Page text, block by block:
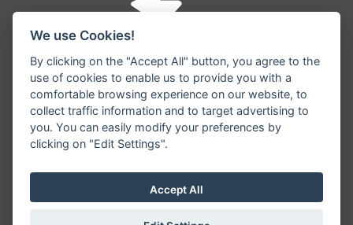
©1996 - 2026 Všechna práva vyhrazena serveru
zveřejňovaných informací a vyhrazuje si právo
informace editovat či odmítnout uveřejnění.
We use Cookies!
By clicking on the "Accept All" button, you agree to the
use of cookies to enable us to provide you with a
comfortable browsing experience on our website, to
collect traffic information and to target advertising to
you. You can easily modify your preferences by
clicking on "Edit Settings".
Accept All